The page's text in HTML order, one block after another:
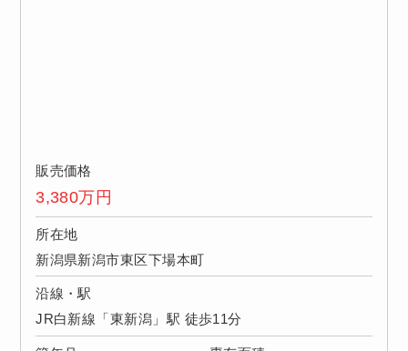
販売価格
3,380万円
所在地
新潟県新潟市東区下場本町
沿線・駅
JR白新線「東新潟」駅 徒歩11分